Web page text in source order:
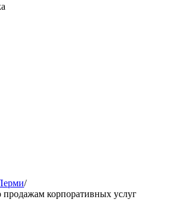
/
корпоративных услуг